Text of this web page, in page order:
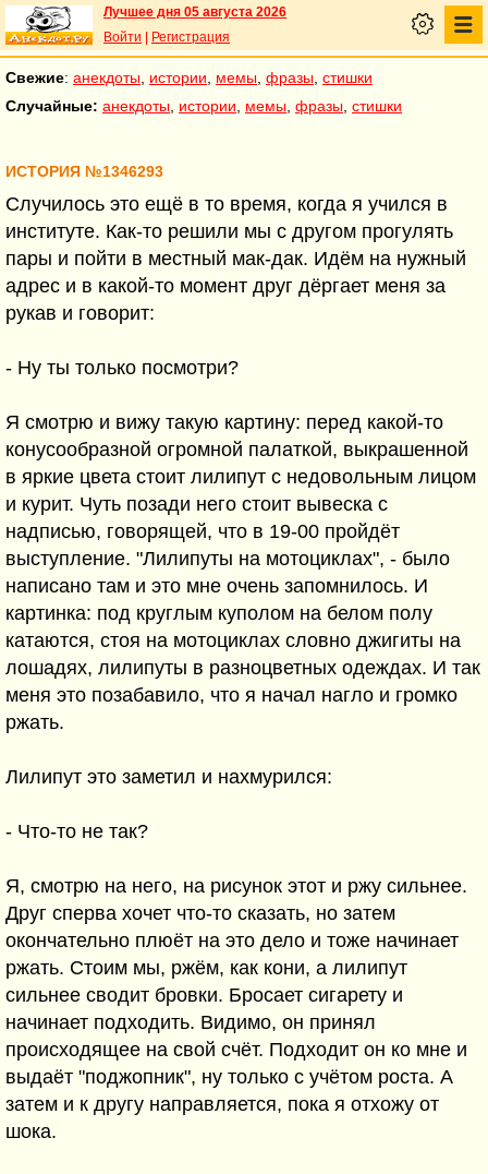
Лучшее дня 05 августа 2026
Войти
Регистрация
Свежие: анекдоты истории мемы фразы стишки
Случайные: анекдоты истории мемы фразы стишки
ИСТОРИЯ №1346293
Случилось это ещё в то время, когда я учился в
институте. Как-то решили мы с другом прогулять
пары и пойти в местный мак-дак. Идём на нужный
адрес и в какой-то момент друг дёргает меня за
рукав и говорит:
- Ну ты только посмотри?
Я смотрю и вижу такую картину: перед какой-то
конусообразной огромной палаткой, выкрашенной
в яркие цвета стоит лилипут с недовольным лицом
и курит. Чуть позади него стоит вывеска с
надписью, говорящей, что в 19-00 пройдёт
выступление. "Лилипуты на мотоциклах", - было
написано там и это мне очень запомнилось. И
картинка: под круглым куполом на белом полу
катаются, стоя на мотоциклах словно джигиты на
лошадях, лилипуты в разноцветных одеждах. И так
меня это позабавило, что я начал нагло и громко
ржать.
Лилипут это заметил и нахмурился:
- Что-то не так?
Я, смотрю на него, на рисунок этот и ржу сильнее.
Друг сперва хочет что-то сказать, но затем
окончательно плюёт на это дело и тоже начинает
ржать. Стоим мы, ржём, как кони, а лилипут
сильнее сводит бровки. Бросает сигарету и
начинает подходить. Видимо, он принял
происходящее на свой счёт. Подходит он ко мне и
выдаёт "поджопник", ну только с учётом роста. А
затем и к другу направляется, пока я отхожу от
шока.